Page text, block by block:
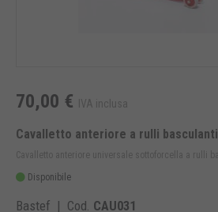
70,00 € IVA inclusa
Cavalletto anteriore a rulli basculanti
Cavalletto anteriore universale sottoforcella a rulli
Disponibile
Bastef | Cod. CAU031